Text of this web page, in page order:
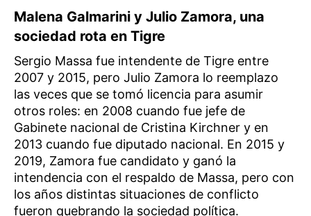
Malena Galmarini y Julio Zamora, una
sociedad rota en Tigre
Sergio Massa fue intendente de Tigre entre
2007 y 2015, pero Julio Zamora lo reemplazo
las veces que se tomó licencia para asumir
otros roles: en 2008 cuando fue jefe de
Gabinete nacional de Cristina Kirchner y en
2013 cuando fue diputado nacional. En 2015 y
2019, Zamora fue candidato y ganó la
intendencia con el respaldo de Massa, pero con
los años distintas situaciones de conflicto
fueron quebrando la sociedad política.